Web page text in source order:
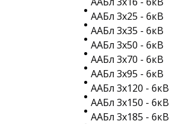
ААБл 3х25 - 6кВ
ААБл 3х35 - 6кВ
ААБл 3х50 - 6кВ
ААБл 3х70 - 6кВ
ААБл 3х95 - 6кВ
ААБл 3х120 - 6кВ
ААБл 3х150 - 6кВ
ААБл 3х185 - 6кВ